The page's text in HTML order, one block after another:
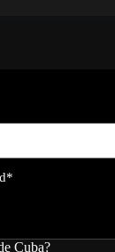
*
Cuba?